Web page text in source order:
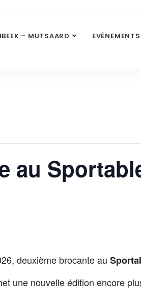
– MUTSAARD EVÉNEMENTS
au
deuxième brocante au
une nouvelle édition encore